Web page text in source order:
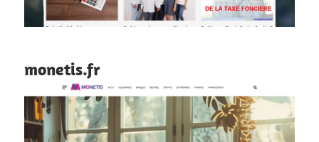
monetis.fr